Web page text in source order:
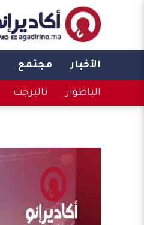
الأخبار مجتمع
الباطوار تالبرجت